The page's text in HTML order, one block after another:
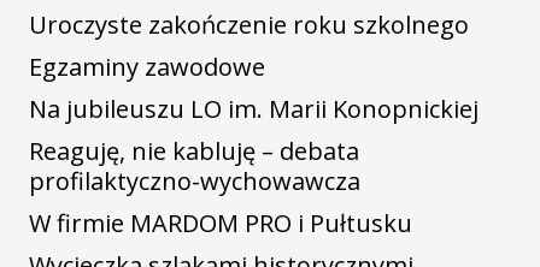
Uroczyste zakończenie roku szkolnego
Egzaminy zawodowe
Na jubileuszu LO im. Marii Konopnickiej
Reaguję, nie kabluję – debata
profilaktyczno-wychowawcza
W firmie MARDOM PRO i Pułtusku